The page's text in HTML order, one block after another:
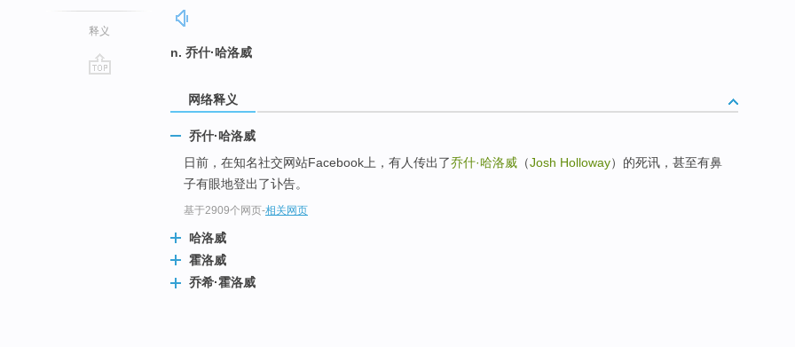
释义
n. 乔什·哈洛威
网络释义
乔什·哈洛威
日前，在知名社交网站Facebook上，有人传出了乔什·哈洛威 （Josh Holloway）的死讯，甚至有鼻
子有眼地登出了讣告。
基于2909个网页-相关网页
哈洛威
霍洛威
乔希·霍洛威